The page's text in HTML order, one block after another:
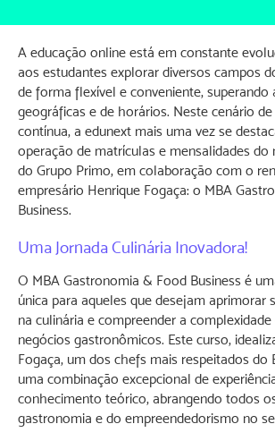
A educação online está em constante
aos estudantes explorar diversos campos
de forma flexível e conveniente, superando
geográficas e de horários. Neste cenário
contínua, a edunext mais uma vez se
operação de matrículas e mensalidades do
do Grupo Primo, em colaboração com o
empresário Henrique Fogaça: o MBA
Business.
Uma Jornada Culinária Inovadora!
O MBA Gastronomia & Food Business é
única para aqueles que desejam aprimorar
na culinária e compreender a
negócios gastronômicos. Este curso,
Fogaça, um dos chefs mais respeitados do
uma combinação excepcional de
conhecimento teórico, abrangendo todos
gastronomia e do empreendedorismo no